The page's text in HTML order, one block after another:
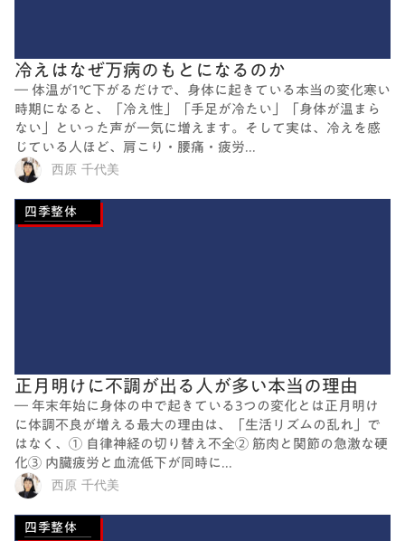
冷えはなぜ万病のもとになるのか
― 体温が1℃下がるだけで、身体に起きている本当の変化寒い
時期になると、「冷え性」「手足が冷たい」「身体が温まら
ない」といった声が一気に増えます。そして実は、冷えを感
じている人ほど、肩こり・腰痛・疲労...
西原 千代美
四季整体
正月明けに不調が出る人が多い本当の理由
― 年末年始に身体の中で起きている3つの変化とは正月明け
に体調不良が増える最大の理由は、「生活リズムの乱れ」で
はなく、① 自律神経の切り替え不全② 筋肉と関節の急激な硬
化③ 内臓疲労と血流低下が同時に...
西原 千代美
四季整体